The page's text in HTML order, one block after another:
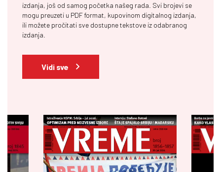
izdanja, još od samog početka našeg rada. Svi brojevi se
mogu preuzeti u PDF format, kupovinom digitalnog izdanja,
ili možete pročitati sve dostupne tekstove iz odabranog
izdanja.
Vidi sve